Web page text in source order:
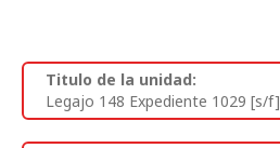
Titulo de la unidad:
Legajo 148 Expediente 1029 [s/f]